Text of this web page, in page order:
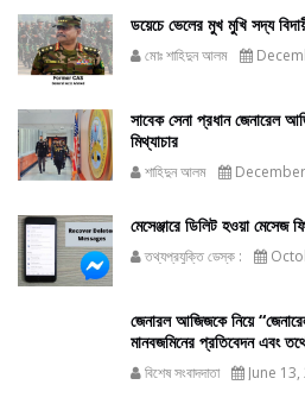
ডয়েচে ভেলের মুখ মুখি সদ্য
মোঃ শাহিদুন আলম
সাবেক সেনা প্রধান জেনারেল
মিথ্যাচার
শাহিদুন আলম
মেসেঞ্জারে ডিলিট হওয়া মেসেজ
তথ্যপ্রযুক্তি ডেস্ক :
জেনারল আজিজকে নিয়ে
মানবজমিনের প্রতিবেদন এবং
বিশেষ সংবাদদাতা June